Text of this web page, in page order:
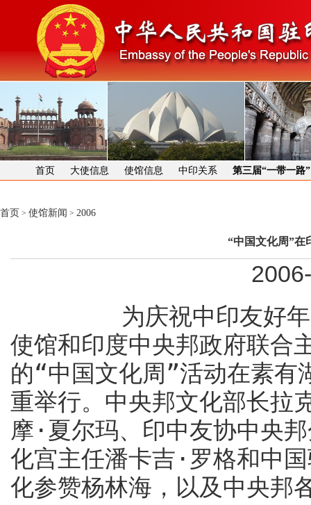
首页 大使信息 使馆信息 中印关系 第三届“一带一路
首页 > 使馆新闻 > 2006
“中国文化周”在
为庆祝中印友好年，
使馆和印度中央邦政府联合
的“中国文化周”活动在素有
重举行。中央邦文化部长拉
摩·夏尔玛、印中友协中央
化宫主任潘卡吉·罗格和中
化参赞杨林海，以及中央邦